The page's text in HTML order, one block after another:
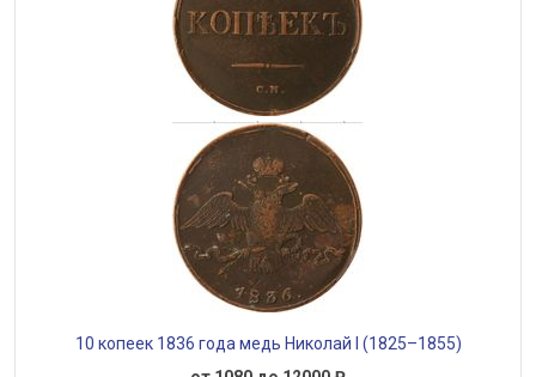
10 копеек 1836 года медь Николай I (1825–1855)